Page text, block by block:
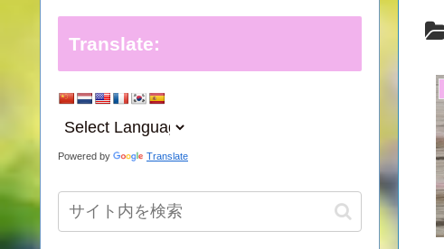
Translate:
Powered by Translate